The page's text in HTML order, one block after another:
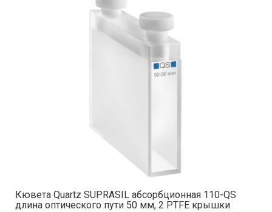
Кювета Quartz SUPRASIL абсорбционная 110-QS
длина оптического пути 50 мм, 2 PTFE крышки